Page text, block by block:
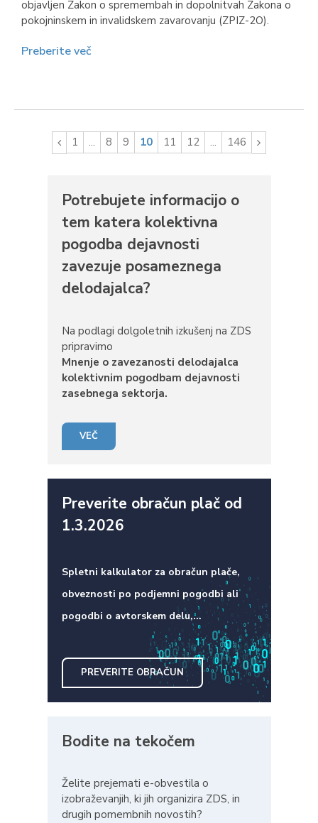
objavljen Zakon o spremembah in dopolnitvah Zakona o
pokojninskem in invalidskem zavarovanju (ZPIZ-2O).
Preberite več
1 ... 8 9 10 11 12 ... 146
Potrebujete informacijo o
tem katera kolektivna
pogodba dejavnosti
zavezuje posameznega
delodajalca?
Na podlagi dolgoletnih izkušenj na ZDS
pripravimo
Mnenje o zavezanosti delodajalca
kolektivnim pogodbam dejavnosti
zasebnega sektorja.
VEČ
Preverite obračun plač od
1.3.2026
Spletni kalkulator za obračun plače,
obveznosti po podjemni pogodbi ali
pogodbi o avtorskem delu,...
PREVERITE OBRAČUN
Bodite na tekočem
Želite prejemati e-obvestila o
izobraževanjih, ki jih organizira ZDS, in
drugih pomembnih novostih?